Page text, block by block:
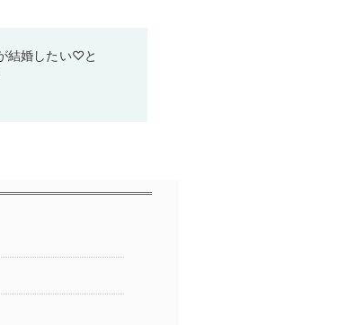
結婚したい♡と